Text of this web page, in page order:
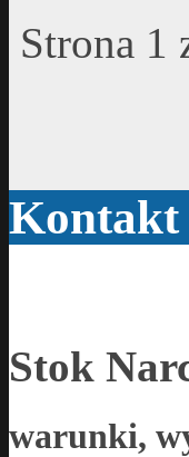
Strona 1
Kontakt
Stok
warunki,